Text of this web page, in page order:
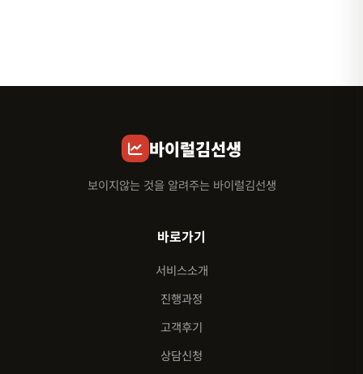
바이럴김선생
보이지않는 것을 알려주는 바이럴김선생
바로가기
서비스소개
진행과정
고객후기
상담신청